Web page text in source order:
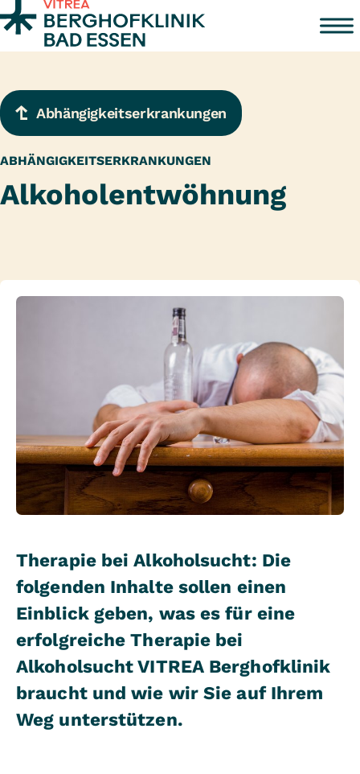
Zum Inhalt springen
Abhängigkeitserkrankungen
ABHÄNGIGKEITSERKRANKUNGEN
Alkoholentwöhnung
Therapie bei Alkoholsucht: Die
folgenden Inhalte sollen einen
Einblick geben, was es für eine
erfolgreiche Therapie bei
Alkoholsucht VITREA Berghofklinik
braucht und wie wir Sie auf Ihrem
Weg unterstützen.